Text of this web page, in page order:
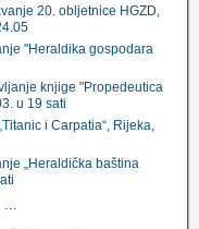
20. obljetnice HGZD,
"Heraldika gospodara
knjige "Propedeutica
u 19 sati
i Carpatia“, Rijeka,
„Heraldička baština
...